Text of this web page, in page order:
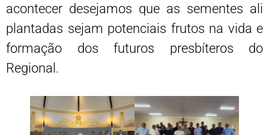
acontecer desejamos que as sementes ali
plantadas sejam potenciais frutos na vida e
formação dos futuros presbíteros do
Regional.